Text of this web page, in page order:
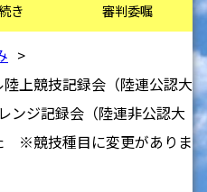
き 審判委嘱
>
上競技記録会（陸連公認大
ンジ記録会（陸連非公認大
※競技種目に変更がありま